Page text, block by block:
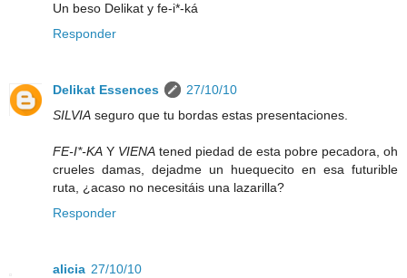
Un beso Delikat y fe-i*-ká
Responder
Delikat Essences
27/10/10
SILVIA seguro que tu bordas estas presentaciones.
FE-I*-KA Y VIENA tened piedad de esta pobre pecadora, oh
crueles damas, dejadme un huequecito en esa futurible
ruta, ¿acaso no necesitáis una lazarilla?
Responder
alicia 27/10/10